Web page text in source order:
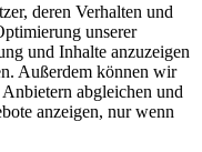
deren Verhalten und
unserer
und Inhalte anzuzeigen
Außerdem können wir
abgleichen und
anzeigen, nur wenn